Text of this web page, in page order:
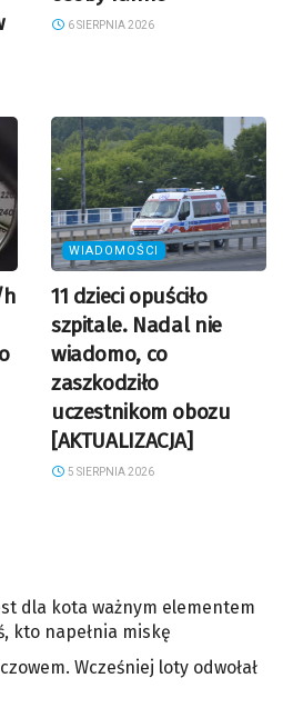
6 SIERPNIA 2026
h
WIADOMOŚCI
11 dzieci opuściło
szpitale. Nadal nie
wiadomo, co
zaszkodziło
uczestnikom obozu
[AKTUALIZACJA]
5 SIERPNIA 2026
dla kota ważnym elementem
kto napełnia miskę
Wcześniej loty odwołał